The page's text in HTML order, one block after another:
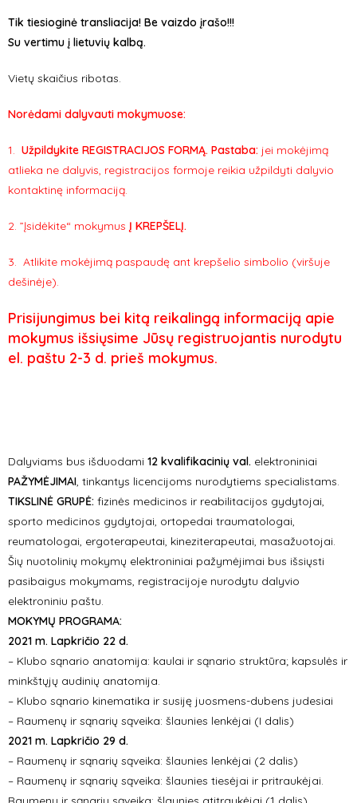
Tik tiesioginė transliacija! Be vaizdo įrašo!!!
Su vertimu į lietuvių kalbą.
Vietų skaičius ribotas.
Norėdami dalyvauti mokymuose:
1. Užpildykite REGISTRACIJOS FORMĄ. Pastaba: jei mokėjimą
atlieka ne dalyvis, registracijos formoje reikia užpildyti dalyvio
kontaktinę informaciją.
2. ”Įsidėkite“ mokymus Į KREPŠELĮ.
3. Atlikite mokėjimą paspaudę ant krepšelio simbolio (viršuje
dešinėje).
Prisijungimus bei kitą reikalingą informaciją apie
mokymus išsiųsime Jūsų registruojantis nurodytu
el. paštu 2-3 d. prieš mokymus.
Dalyviams bus išduodami 12 kvalifikacinių val. elektroniniai
PAŽYMĖJIMAI, tinkantys licencijoms nurodytiems specialistams.
TIKSLINĖ GRUPĖ: fizinės medicinos ir reabilitacijos gydytojai,
sporto medicinos gydytojai, ortopedai traumatologai,
reumatologai, ergoterapeutai, kineziterapeutai, masažuotojai.
Šių nuotolinių mokymų elektroniniai pažymėjimai bus išsiųsti
pasibaigus mokymams, registracijoje nurodytu dalyvio
elektroniniu paštu.
MOKYMŲ PROGRAMA:
2021 m. Lapkričio 22 d.
– Klubo sąnario anatomija: kaulai ir sąnario struktūra; kapsulės ir
minkštųjų audinių anatomija.
– Klubo sąnario kinematika ir susiję juosmens-dubens judesiai
– Raumenų ir sąnarių sąveika: šlaunies lenkėjai (I dalis)
2021 m. Lapkričio 29 d.
– Raumenų ir sąnarių sąveika: šlaunies lenkėjai (2 dalis)
– Raumenų ir sąnarių sąveika: šlaunies tiesėjai ir pritraukėjai.